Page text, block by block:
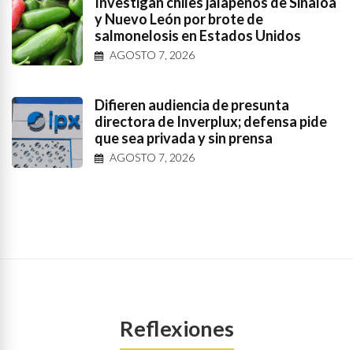
y Nuevo León por brote de
salmonelosis en Estados Unidos
AGOSTO 7, 2026
Difieren audiencia de presunta
directora de Inverplux; defensa pide
que sea privada y sin prensa
AGOSTO 7, 2026
Reflexiones